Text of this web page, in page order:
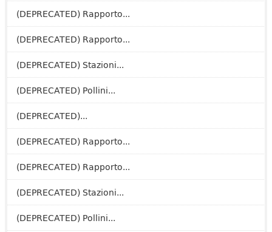
(DEPRECATED) Rapporto...
(DEPRECATED) Rapporto...
(DEPRECATED) Stazioni...
(DEPRECATED) Pollini...
(DEPRECATED)...
(DEPRECATED) Rapporto...
(DEPRECATED) Rapporto...
(DEPRECATED) Stazioni...
(DEPRECATED) Pollini...